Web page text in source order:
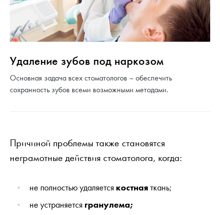
Удаление зубов под наркозом
Основная задача всех стоматологов – обеспечить
сохранность зубов всеми возможными методами.
Причиной проблемы также становятся
неграмотные действия стоматолога, когда:
не полностью удаляется костная ткань;
не устраняется гранулема;